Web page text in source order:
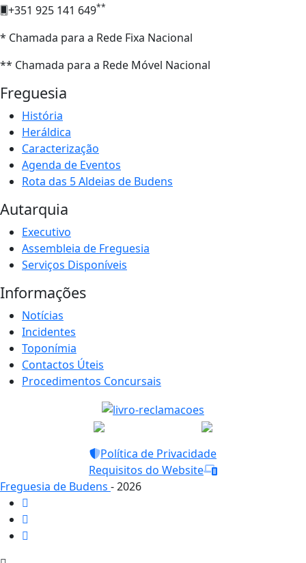
+351 925 141 649**
* Chamada para a Rede Fixa Nacional
** Chamada para a Rede Móvel Nacional
Freguesia
História
Heráldica
Caracterização
Agenda de Eventos
Rota das 5 Aldeias de Budens
Autarquia
Executivo
Assembleia de Freguesia
Serviços Disponíveis
Informações
Notícias
Incidentes
Toponímia
Contactos Úteis
Procedimentos Concursais
Política de Privacidade
Requisitos do Website
Freguesia de Budens - 2026